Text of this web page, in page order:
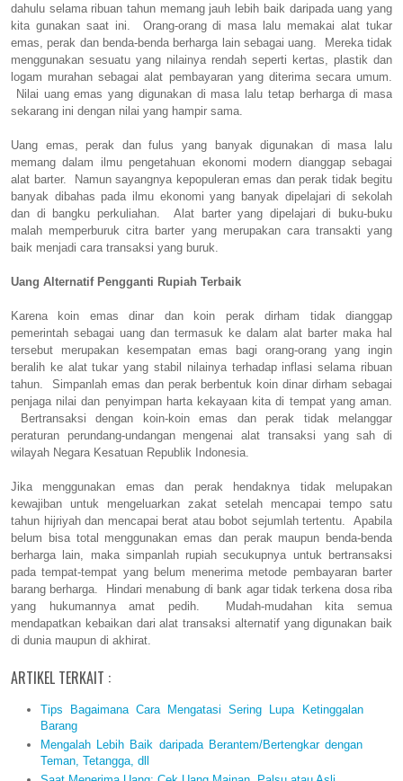
dahulu selama ribuan tahun memang jauh lebih baik daripada uang yang
kita gunakan saat ini. Orang-orang di masa lalu memakai alat tukar
emas, perak dan benda-benda berharga lain sebagai uang. Mereka tidak
menggunakan sesuatu yang nilainya rendah seperti kertas, plastik dan
logam murahan sebagai alat pembayaran yang diterima secara umum.
Nilai uang emas yang digunakan di masa lalu tetap berharga di masa
sekarang ini dengan nilai yang hampir sama.
Uang emas, perak dan fulus yang banyak digunakan di masa lalu
memang dalam ilmu pengetahuan ekonomi modern dianggap sebagai
alat barter. Namun sayangnya kepopuleran emas dan perak tidak begitu
banyak dibahas pada ilmu ekonomi yang banyak dipelajari di sekolah
dan di bangku perkuliahan. Alat barter yang dipelajari di buku-buku
malah memperburuk citra barter yang merupakan cara transakti yang
baik menjadi cara transaksi yang buruk.
Uang Alternatif Pengganti Rupiah Terbaik
Karena koin emas dinar dan koin perak dirham tidak dianggap
pemerintah sebagai uang dan termasuk ke dalam alat barter maka hal
tersebut merupakan kesempatan emas bagi orang-orang yang ingin
beralih ke alat tukar yang stabil nilainya terhadap inflasi selama ribuan
tahun. Simpanlah emas dan perak berbentuk koin dinar dirham sebagai
penjaga nilai dan penyimpan harta kekayaan kita di tempat yang aman.
Bertransaksi dengan koin-koin emas dan perak tidak melanggar
peraturan perundang-undangan mengenai alat transaksi yang sah di
wilayah Negara Kesatuan Republik Indonesia.
Jika menggunakan emas dan perak hendaknya tidak melupakan
kewajiban untuk mengeluarkan zakat setelah mencapai tempo satu
tahun hijriyah dan mencapai berat atau bobot sejumlah tertentu. Apabila
belum bisa total menggunakan emas dan perak maupun benda-benda
berharga lain, maka simpanlah rupiah secukupnya untuk bertransaksi
pada tempat-tempat yang belum menerima metode pembayaran barter
barang berharga. Hindari menabung di bank agar tidak terkena dosa riba
yang hukumannya amat pedih. Mudah-mudahan kita semua
mendapatkan kebaikan dari alat transaksi alternatif yang digunakan baik
di dunia maupun di akhirat.
ARTIKEL TERKAIT :
Tips Bagaimana Cara Mengatasi Sering Lupa Ketinggalan
Barang
Mengalah Lebih Baik daripada Berantem/Bertengkar dengan
Teman, Tetangga, dll